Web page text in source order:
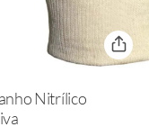
Nitrílico